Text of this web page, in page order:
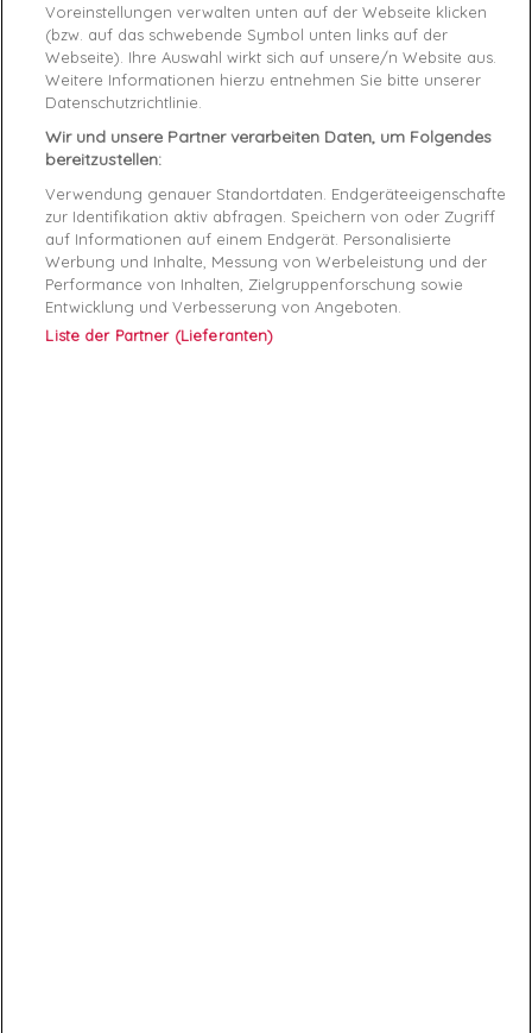
Reference C400473-MARINE-TAN 43
Data sheet
Couleur Noir
Matière Synthétique
Conseil pointure Prenez votre pointure habituelle
Genre Homme
Fermeture Lacets
Voreinstellungen verwalten unten auf der Webseite klicken
(bzw. auf das schwebende Symbol unten links auf der
Webseite). Ihre Auswahl wirkt sich auf unsere/n Website aus.
Weitere Informationen hierzu entnehmen Sie bitte unserer
Datenschutzrichtlinie.
Wir und unsere Partner verarbeiten Daten, um Folgendes
bereitzustellen:
Verwendung genauer Standortdaten. Endgeräteeigenschaften
zur Identifikation aktiv abfragen. Speichern von oder Zugriff
auf Informationen auf einem Endgerät. Personalisierte
Werbung und Inhalte, Messung von Werbeleistung und der
Performance von Inhalten, Zielgruppenforschung sowie
Entwicklung und Verbesserung von Angeboten.
Liste der Partner (Lieferanten)